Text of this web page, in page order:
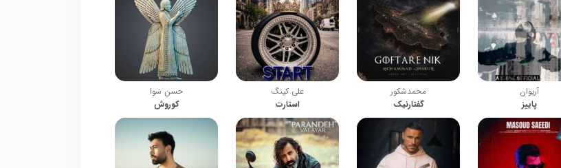
آریوان
پاییز
محمدشکور
گفتارنیک
علی کینگ
استارت
حسن سَوا
کوروش